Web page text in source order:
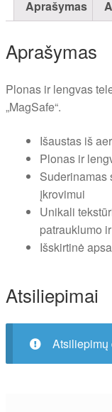
Aprašymas
Aprašymas
Plonas ir lengvas
„MagSafe“.
Išaustas iš
Plonas ir
Suderinamas
įkrovimui
Unikali
patrauklumo
Išskirtinė
Atsiliepimai
Atsiliepimų